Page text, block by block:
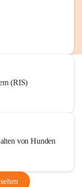
(RIS)
von Hunden